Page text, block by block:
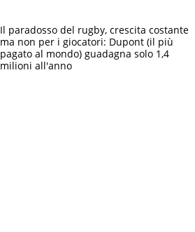
Il paradosso del rugby, crescita costante
ma non per i giocatori: Dupont (il più
pagato al mondo) guadagna solo 1,4
milioni all'anno